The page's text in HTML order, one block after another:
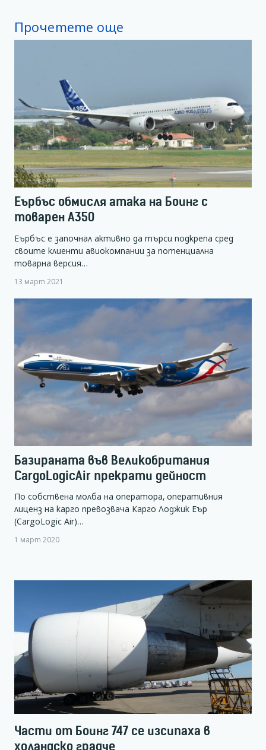
Прочетете още
Еърбъс обмисля атака на Боинг с
товарен А350
Еърбъс е започнал активно да търси подкрепа сред
своите клиенти авиокомпании за потенциална
товарна версия…
13 март 2021
Базираната във Великобритания
CargoLogicAir прекрати дейност
По собствена молба на оператора, оперативния
лиценз на карго превозвача Карго Лоджик Еър
(CargoLogic Air)…
1 март 2020
Части от Боинг 747 се изсипаха в
холандско градче